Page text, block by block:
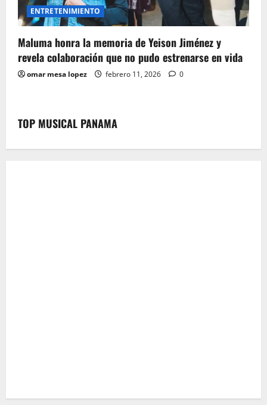
ENTRETENIMIENTO
Maluma honra la memoria de Yeison Jiménez y
revela colaboración que no pudo estrenarse en vida
omar mesa lopez febrero 11, 2026 0
TOP MUSICAL PANAMA